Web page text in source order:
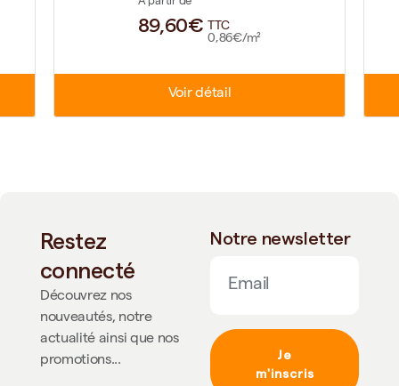
89,60€
TTC
0,86€/m²
Voir détail
Restez
connecté
Découvrez nos
nouveautés, notre
actualité ainsi que nos
promotions...
Notre newsletter
Je
m'inscris